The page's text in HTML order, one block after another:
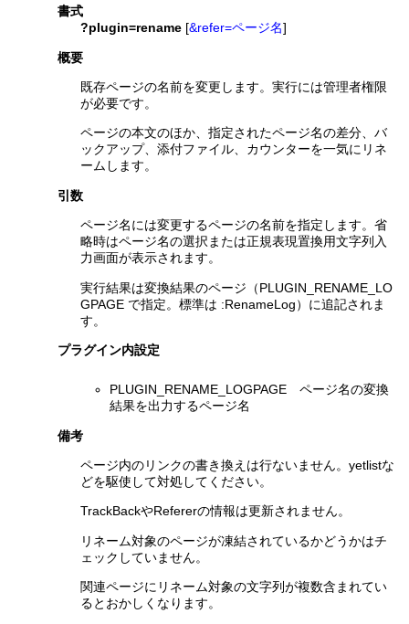
書式
?plugin=rename [&refer=ページ名]
概要
既存ページの名前を変更します。実行には管理者権限
が必要です。
ページの本文のほか、指定されたページ名の差分、バ
ックアップ、添付ファイル、カウンターを一気にリネ
ームします。
引数
ページ名には変更するページの名前を指定します。省
略時はページ名の選択または正規表現置換用文字列入
力画面が表示されます。
実行結果は変換結果のページ（PLUGIN_RENAME_LO
GPAGE で指定。標準は :RenameLog）に追記されま
す。
プラグイン内設定
PLUGIN_RENAME_LOGPAGE ページ名の変換
結果を出力するページ名
備考
ページ内のリンクの書き換えは行ないません。yetlistな
どを駆使して対処してください。
TrackBackやRefererの情報は更新されません。
リネーム対象のページが凍結されているかどうかはチ
ェックしていません。
関連ページにリネーム対象の文字列が複数含まれてい
るとおかしくなります。